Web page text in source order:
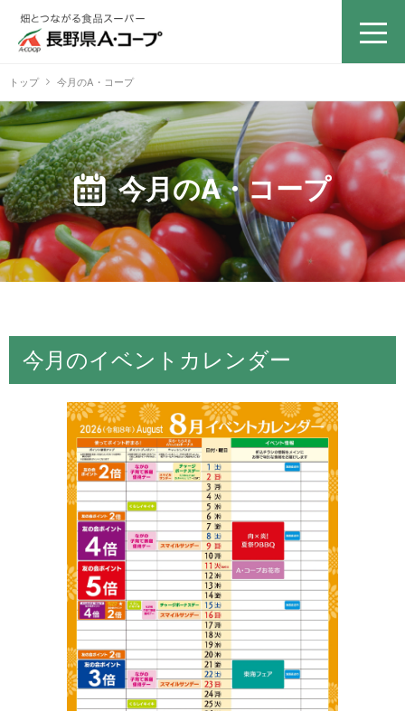
トップ 今月のA・コープ
今月のA・コープ
今月のイベントカレンダー